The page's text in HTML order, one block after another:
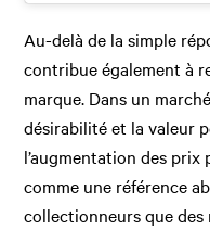
Au-delà de la simple
contribue également à
marque. Dans un
désirabilité et la valeur
l’augmentation des prix
comme une référence
collectionneurs que des